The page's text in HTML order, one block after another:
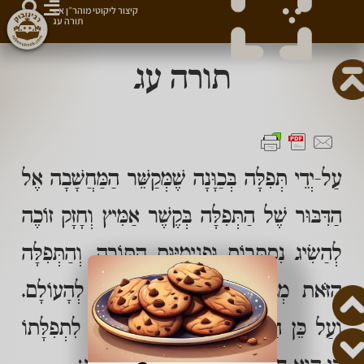
תורה עג
עַל-יְדֵי תְּפִלָּה בְּכַוָּנָה שֶׁמְּקַשֵּׁר הַמַּחֲשָׁבָה אֶל
הַדִּבּוּר שֶׁל הַתְּפִלָּה בְּקֶשֶׁר אַמִּיץ וְחָזָק זוֹכֶה
לְהַשִׂיג נִסְתָּרוֹת וּפְנִימִיּוּת הַתּוֹרָה, וְהַתְּפִלָּה
הַזֹּאת מְבִיאָה הַשְׁפָּעוֹת וּבְרָכוֹת לְהָעוֹלָם.
וְעַל כֵּן הַקָּדוֹשׁ-בָּרוּךְ-הוּא מִתְאַוֶּה לִתְפִלָּתוֹ
קיצור ליקוטי מוהר״ן א»
תורה עג